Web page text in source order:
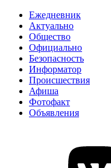
Ежедневник
Актуально
Общество
Официально
Безопасность
Информатор
Происшествия
Афиша
Фотофакт
Объявления